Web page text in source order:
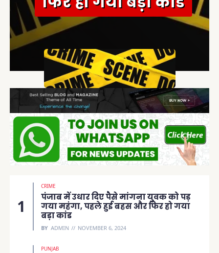
CRIME
पंजाब में उधार दिए पैसे मांगना युवक को पड़
गया महंगा, पहले हुई बहस और फिर हो गया
बड़ा कांड
BY ADMIN NOVEMBER 6, 2024
PUNJAB